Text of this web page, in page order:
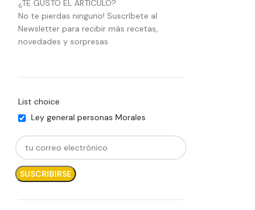
¿TE GUSTÓ EL ARTÍCULO?
No te pierdas ninguno! Suscríbete al
Newsletter para recibir más recetas,
novedades y sorpresas
List choice
Ley general personas Morales